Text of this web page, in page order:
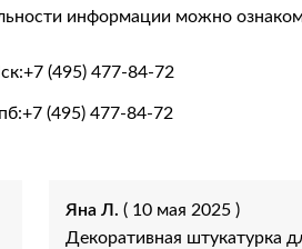
информации можно
+7 (495) 477-84-72
+7 (495) 477-84-72
Яна Л. ( 10 мая 2025 )
Декоративная штукатурка